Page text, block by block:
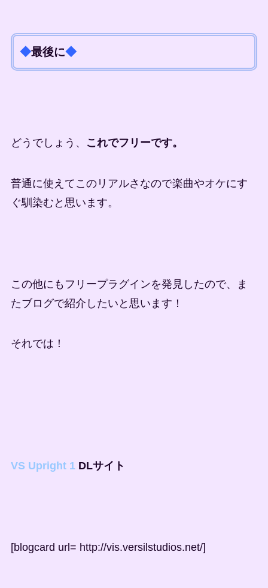
◆最後に◆
どうでしょう、 これでフリーです。
普通に使えてこのリアルさなので楽曲やオケにす
ぐ馴染むと思います。
この他にもフリープラグインを発見したので、ま
たブログで紹介したいと思います！
それでは！
VS Upright 1DLサイト
[blogcard url= http://vis.versilstudios.net/]